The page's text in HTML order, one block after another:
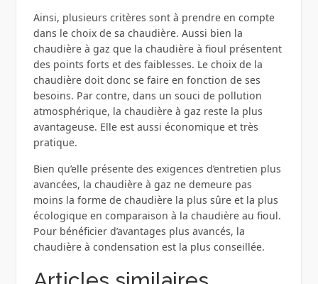
Ainsi, plusieurs critères sont à prendre en compte
dans le choix de sa chaudière. Aussi bien la
chaudière à gaz que la chaudière à fioul présentent
des points forts et des faiblesses. Le choix de la
chaudière doit donc se faire en fonction de ses
besoins. Par contre, dans un souci de pollution
atmosphérique, la chaudière à gaz reste la plus
avantageuse. Elle est aussi économique et très
pratique.
Bien qu’elle présente des exigences d’entretien plus
avancées, la chaudière à gaz ne demeure pas
moins la forme de chaudière la plus sûre et la plus
écologique en comparaison à la chaudière au fioul.
Pour bénéficier d’avantages plus avancés, la
chaudière à condensation est la plus conseillée.